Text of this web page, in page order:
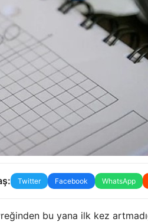
Twitter Facebook WhatsApp
bu yana ilk kez